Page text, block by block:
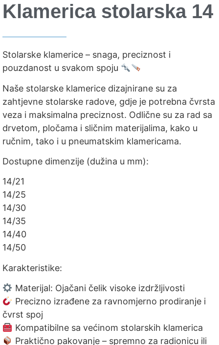
Klamerica stolarska 14
Stolarske klamerice – snaga, preciznost i
pouzdanost u svakom spoju
Naše stolarske klamerice dizajnirane su za
zahtjevne stolarske radove, gdje je potrebna čvrsta
veza i maksimalna preciznost. Odlične su za rad sa
drvetom, pločama i sličnim materijalima, kako u
ručnim, tako i u pneumatskim klamericama.
Dostupne dimenzije (dužina u mm):
14/21
14/25
14/30
14/35
14/40
14/50
Karakteristike:
Materijal: Ojačani čelik visoke izdržljivosti
Precizno izrađene za ravnomjerno prodiranje i
čvrst spoj
Kompatibilne sa većinom stolarskih klamerica
Praktično pakovanje – spremno za radionicu ili